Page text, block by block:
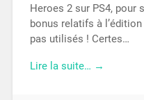
Heroes 2 sur PS4, pour
bonus relatifs à
pas utilisés ! Certes…
Lire la suite… →